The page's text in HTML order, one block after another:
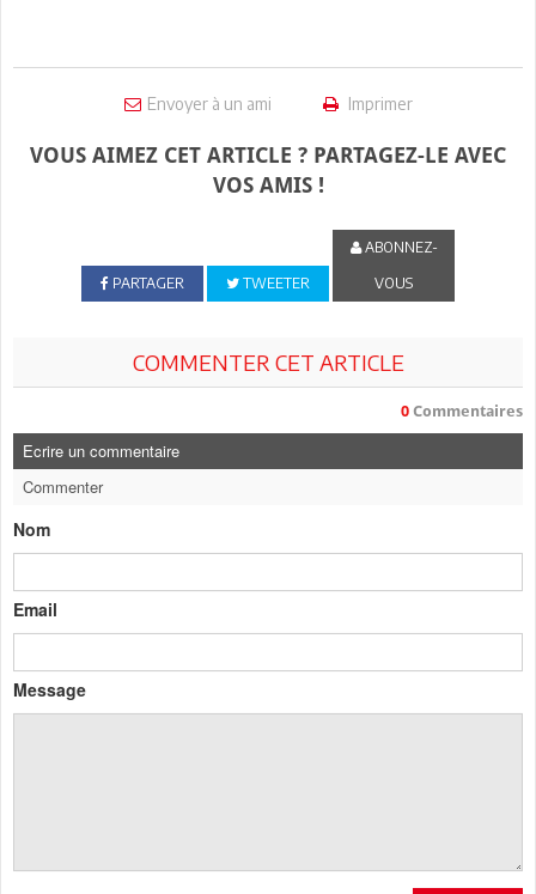
Envoyer à un ami Imprimer
VOUS AIMEZ CET ARTICLE ? PARTAGEZ-LE AVEC
VOS AMIS !
PARTAGER TWEETER
ABONNEZ-
VOUS
COMMENTER CET ARTICLE
0 Commentaires
Ecrire un commentaire
Commenter
Nom
Email
Message